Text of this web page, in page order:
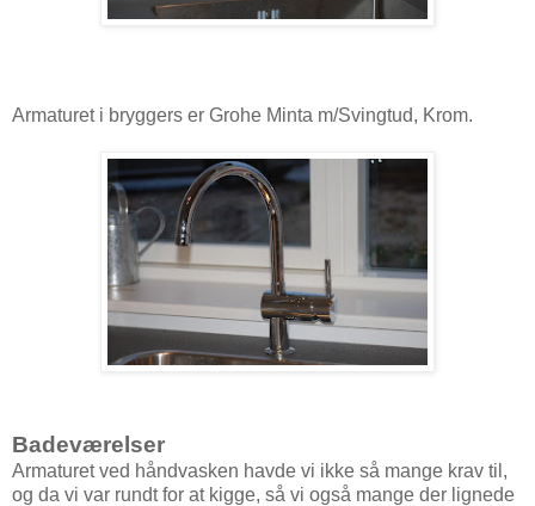
Armaturet i bryggers er Grohe Minta m/Svingtud, Krom.
Badeværelser
Armaturet ved håndvasken havde vi ikke så mange krav til,
og da vi var rundt for at kigge, så vi også mange der lignede